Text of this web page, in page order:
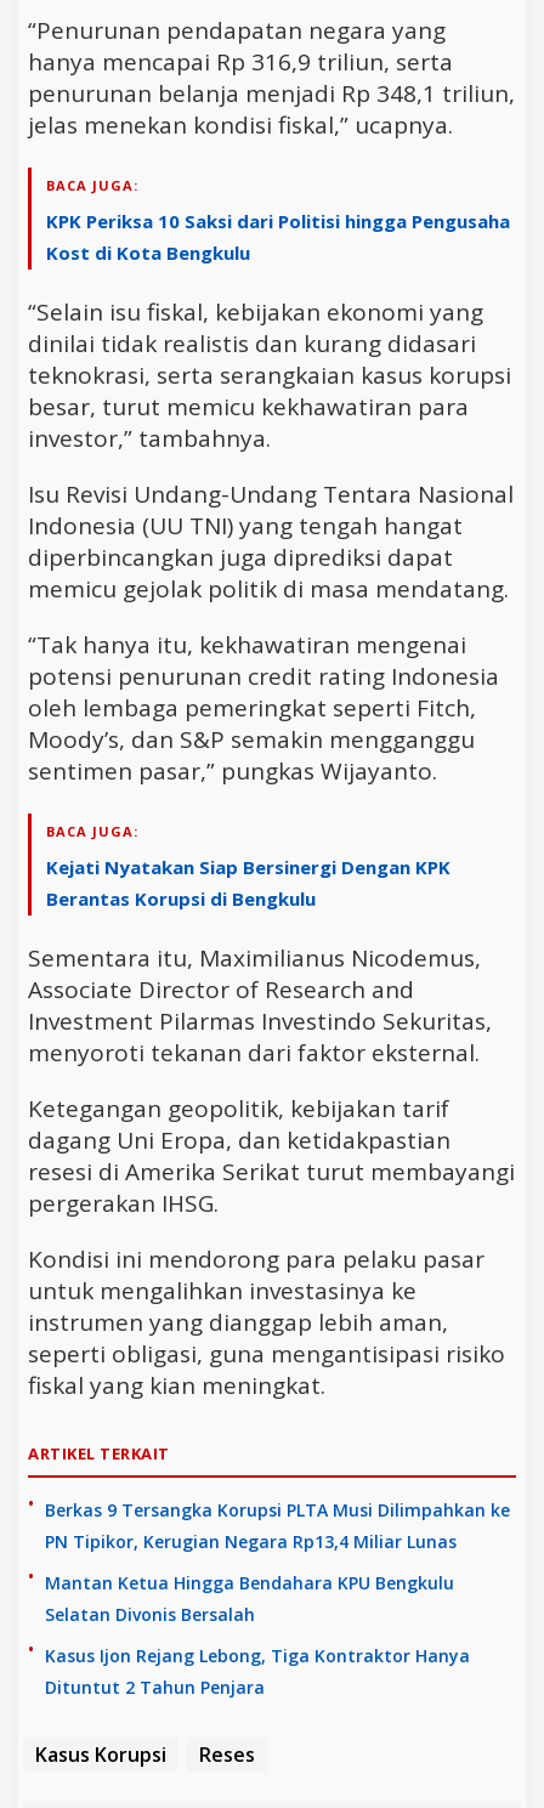
“Penurunan pendapatan negara yang
hanya mencapai Rp 316,9 triliun, serta
penurunan belanja menjadi Rp 348,1 triliun,
jelas menekan kondisi fiskal,” ucapnya.
BACA JUGA:
KPK Periksa 10 Saksi dari Politisi hingga Pengusaha
Kost di Kota Bengkulu
“Selain isu fiskal, kebijakan ekonomi yang
dinilai tidak realistis dan kurang didasari
teknokrasi, serta serangkaian kasus korupsi
besar, turut memicu kekhawatiran para
investor,” tambahnya.
Isu Revisi Undang-Undang Tentara Nasional
Indonesia (UU TNI) yang tengah hangat
diperbincangkan juga diprediksi dapat
memicu gejolak politik di masa mendatang.
“Tak hanya itu, kekhawatiran mengenai
potensi penurunan credit rating Indonesia
oleh lembaga pemeringkat seperti Fitch,
Moody’s, dan S&P semakin mengganggu
sentimen pasar,” pungkas Wijayanto.
BACA JUGA:
Kejati Nyatakan Siap Bersinergi Dengan KPK
Berantas Korupsi di Bengkulu
Sementara itu, Maximilianus Nicodemus,
Associate Director of Research and
Investment Pilarmas Investindo Sekuritas,
menyoroti tekanan dari faktor eksternal.
Ketegangan geopolitik, kebijakan tarif
dagang Uni Eropa, dan ketidakpastian
resesi di Amerika Serikat turut membayangi
pergerakan IHSG.
Kondisi ini mendorong para pelaku pasar
untuk mengalihkan investasinya ke
instrumen yang dianggap lebih aman,
seperti obligasi, guna mengantisipasi risiko
fiskal yang kian meningkat.
ARTIKEL TERKAIT
Berkas 9 Tersangka Korupsi PLTA Musi Dilimpahkan ke
PN Tipikor, Kerugian Negara Rp13,4 Miliar Lunas
Mantan Ketua Hingga Bendahara KPU Bengkulu
Selatan Divonis Bersalah
Kasus Ijon Rejang Lebong, Tiga Kontraktor Hanya
Dituntut 2 Tahun Penjara
Kasus Korupsi Reses